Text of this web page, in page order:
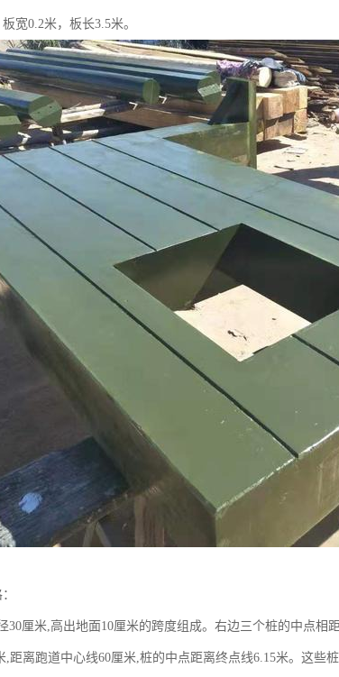
宽0.2米，板长3.5米。
30厘米,高出地面10厘米的跨度组成。右边三个桩的中点相
,距离跑道中心线60厘米,桩的中点距离终点线6.15米。这些桩